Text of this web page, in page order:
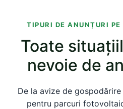
TIPURI DE ANUNȚURI
Toate
nevoie de
De la avize de
pentru parcuri